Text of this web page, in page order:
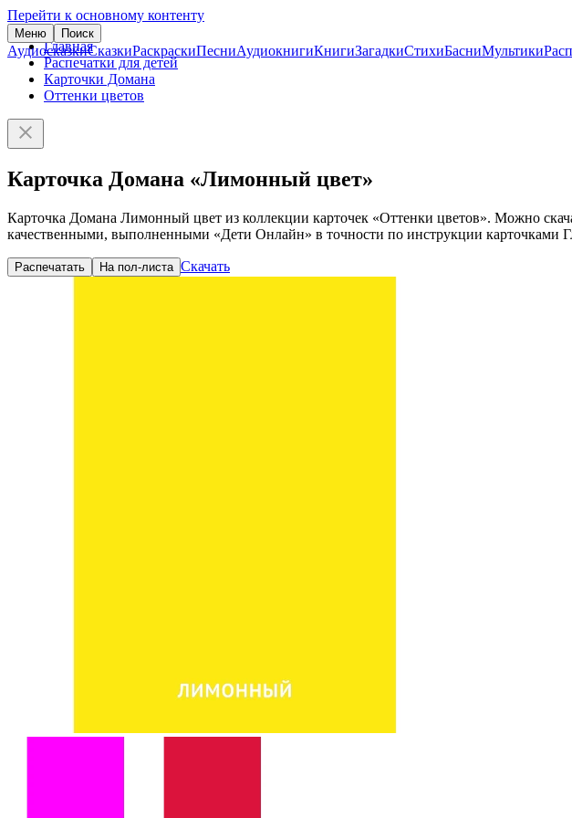
Перейти к основному контенту
Меню Поиск
АудиосказкиСказкиРаскраскиПесниАудиокнигиКнигиЗагадкиСтихиБасниМультики
Главная
Распечатки для детей
Карточки Домана
Оттенки цветов
Карточка Домана «Лимонный цвет»
Карточка Домана Лимонный цвет из коллекции карточек «Оттенки цветов». Можно
качественными, выполненными «Дети Онлайн» в точности по инструкции карточками
Распечатать На пол-листа Скачать